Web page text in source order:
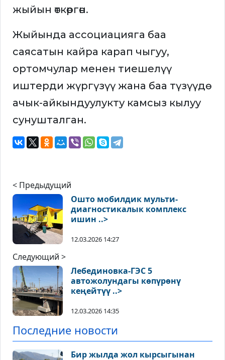
жыйын өткөргөн.
Жыйында ассоциацияга баа
саясатын кайра карап чыгуу,
ортомчулар менен тиешелүү
иштерди жүргүзүү жана баа түзүүдө
ачык-айкындуулукту камсыз кылуу
сунушталган.
< Предыдущий
Ошто мобилдик мульти-
диагностикалык комплекс
ишин ..>
12.03.2026 14:27
Следующий >
Лебединовка-ГЭС 5
автожолундагы кɵпүрɵнү
кеңейтүү ..>
12.03.2026 14:35
Последние новости
Бир жылда жол кырсыгынан